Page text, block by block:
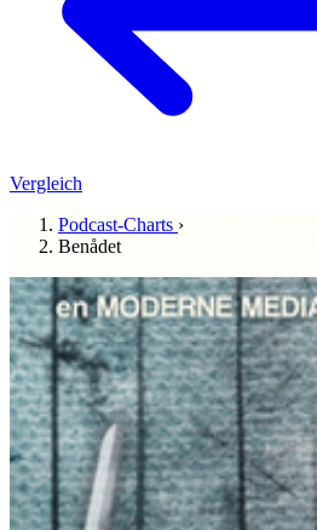
Vergleich
Podcast-Charts ›
Benådet